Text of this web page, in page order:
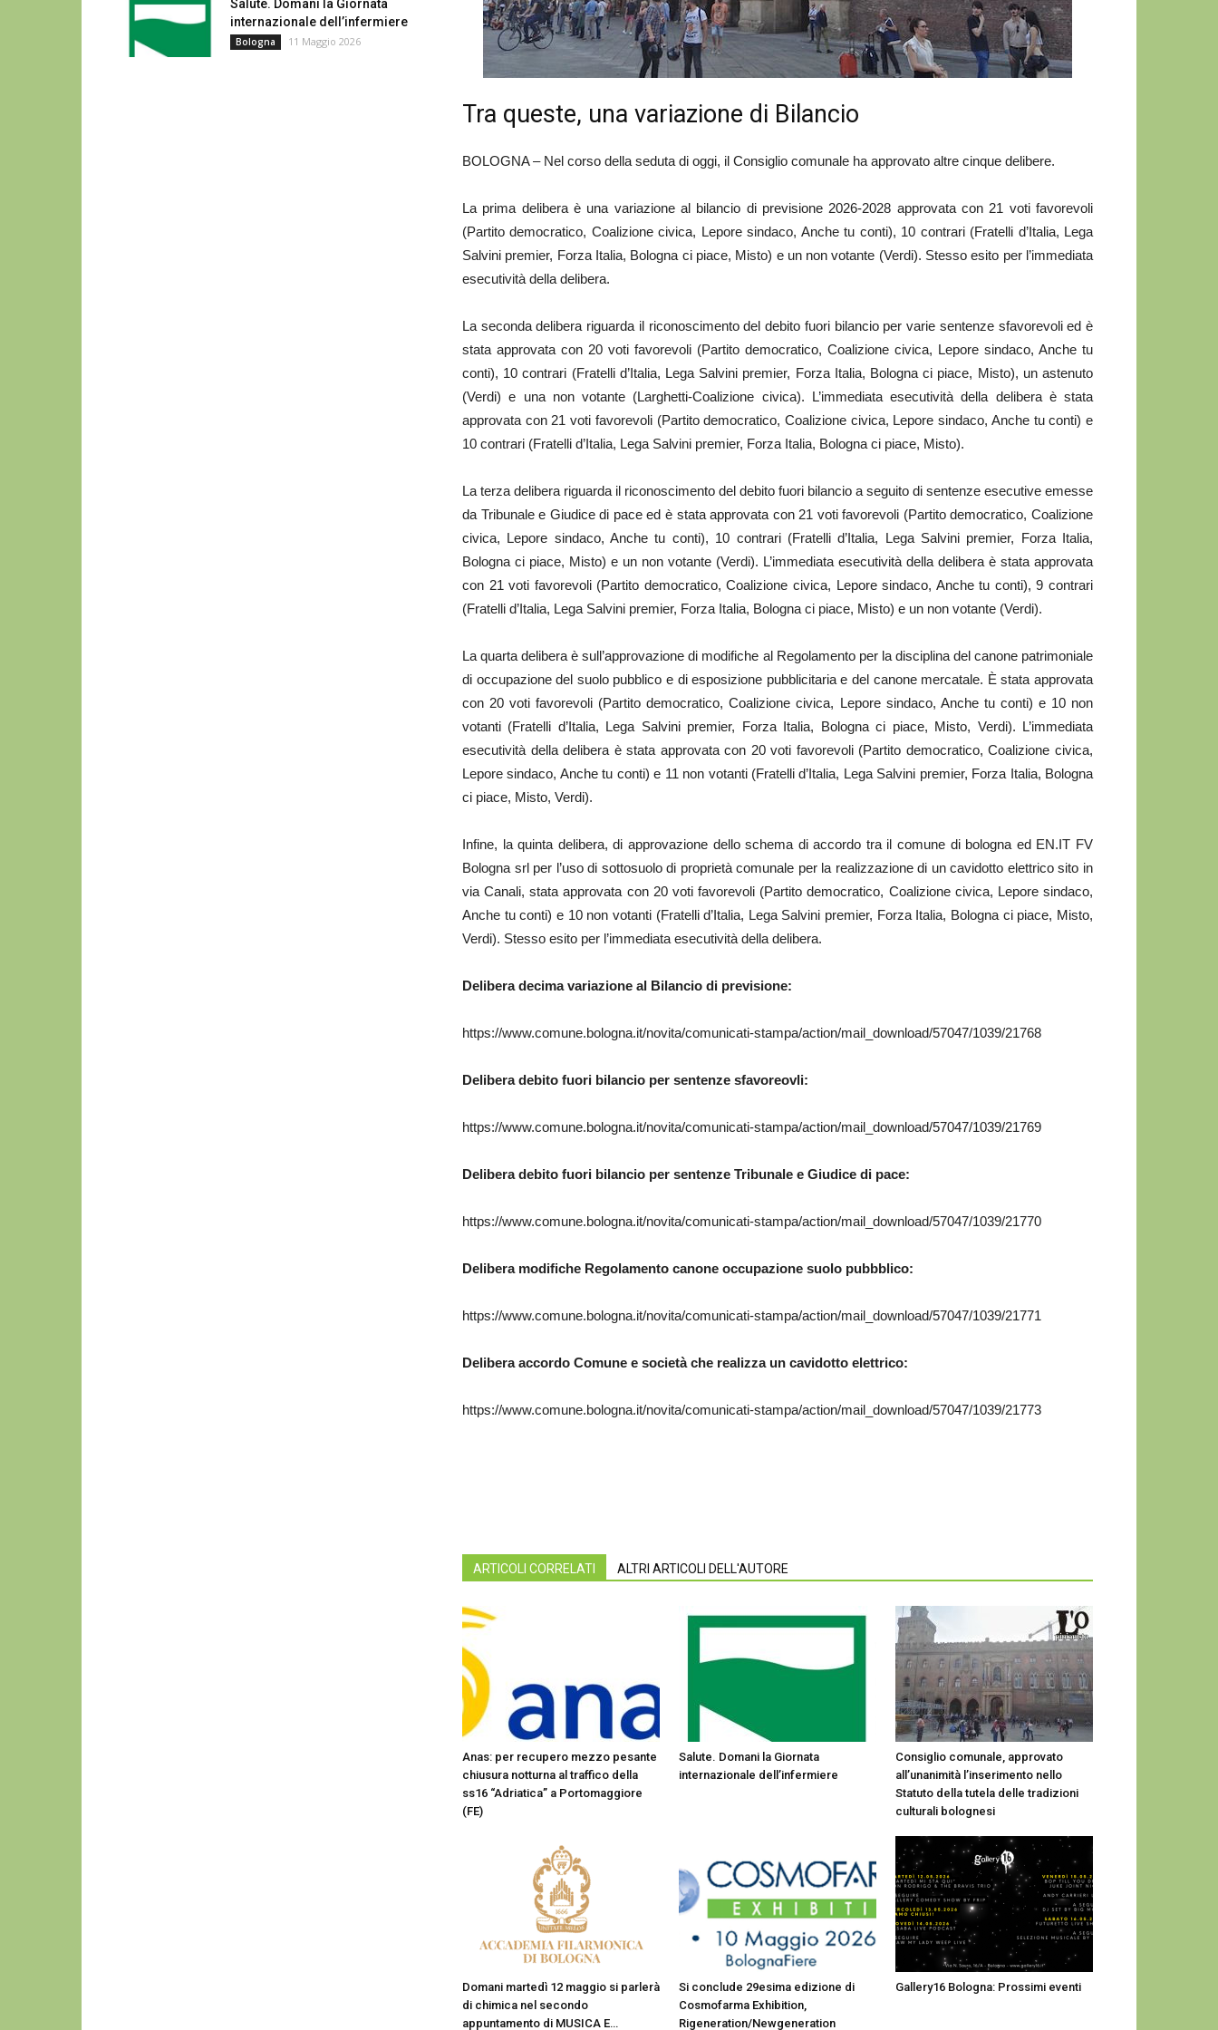
Tra queste, una variazione di Bilancio
BOLOGNA – Nel corso della seduta di oggi, il Consiglio comunale ha approvato altre cinque delibere.
La prima delibera è una variazione al bilancio di previsione 2026-2028 approvata con 21 voti favorevoli
(Partito democratico, Coalizione civica, Lepore sindaco, Anche tu conti), 10 contrari (Fratelli d’Italia, Lega
Salvini premier, Forza Italia, Bologna ci piace, Misto) e un non votante (Verdi). Stesso esito per l’immediata
esecutività della delibera.
La seconda delibera riguarda il riconoscimento del debito fuori bilancio per varie sentenze sfavorevoli ed è
stata approvata con 20 voti favorevoli (Partito democratico, Coalizione civica, Lepore sindaco, Anche tu
conti), 10 contrari (Fratelli d’Italia, Lega Salvini premier, Forza Italia, Bologna ci piace, Misto), un astenuto
(Verdi) e una non votante (Larghetti-Coalizione civica). L’immediata esecutività della delibera è stata
approvata con 21 voti favorevoli (Partito democratico, Coalizione civica, Lepore sindaco, Anche tu conti) e
10 contrari (Fratelli d’Italia, Lega Salvini premier, Forza Italia, Bologna ci piace, Misto).
La terza delibera riguarda il riconoscimento del debito fuori bilancio a seguito di sentenze esecutive emesse
da Tribunale e Giudice di pace ed è stata approvata con 21 voti favorevoli (Partito democratico, Coalizione
civica, Lepore sindaco, Anche tu conti), 10 contrari (Fratelli d’Italia, Lega Salvini premier, Forza Italia,
Bologna ci piace, Misto) e un non votante (Verdi). L’immediata esecutività della delibera è stata approvata
con 21 voti favorevoli (Partito democratico, Coalizione civica, Lepore sindaco, Anche tu conti), 9 contrari
(Fratelli d’Italia, Lega Salvini premier, Forza Italia, Bologna ci piace, Misto) e un non votante (Verdi).
La quarta delibera è sull’approvazione di modifiche al Regolamento per la disciplina del canone patrimoniale
di occupazione del suolo pubblico e di esposizione pubblicitaria e del canone mercatale. È stata approvata
con 20 voti favorevoli (Partito democratico, Coalizione civica, Lepore sindaco, Anche tu conti) e 10 non
votanti (Fratelli d’Italia, Lega Salvini premier, Forza Italia, Bologna ci piace, Misto, Verdi). L’immediata
esecutività della delibera è stata approvata con 20 voti favorevoli (Partito democratico, Coalizione civica,
Lepore sindaco, Anche tu conti) e 11 non votanti (Fratelli d’Italia, Lega Salvini premier, Forza Italia, Bologna
ci piace, Misto, Verdi).
Infine, la quinta delibera, di approvazione dello schema di accordo tra il comune di bologna ed EN.IT FV
Bologna srl per l’uso di sottosuolo di proprietà comunale per la realizzazione di un cavidotto elettrico sito in
via Canali, stata approvata con 20 voti favorevoli (Partito democratico, Coalizione civica, Lepore sindaco,
Anche tu conti) e 10 non votanti (Fratelli d’Italia, Lega Salvini premier, Forza Italia, Bologna ci piace, Misto,
Verdi). Stesso esito per l’immediata esecutività della delibera.
Delibera decima variazione al Bilancio di previsione:
https://www.comune.bologna.it/novita/comunicati-stampa/action/mail_download/57047/1039/21768
Delibera debito fuori bilancio per sentenze sfavoreovli:
https://www.comune.bologna.it/novita/comunicati-stampa/action/mail_download/57047/1039/21769
Delibera debito fuori bilancio per sentenze Tribunale e Giudice di pace:
https://www.comune.bologna.it/novita/comunicati-stampa/action/mail_download/57047/1039/21770
Delibera modifiche Regolamento canone occupazione suolo pubbblico:
https://www.comune.bologna.it/novita/comunicati-stampa/action/mail_download/57047/1039/21771
Delibera accordo Comune e società che realizza un cavidotto elettrico:
https://www.comune.bologna.it/novita/comunicati-stampa/action/mail_download/57047/1039/21773
ARTICOLI CORRELATI ALTRI ARTICOLI DELL'AUTORE
Anas: per recupero mezzo pesante
chiusura notturna al traffico della
ss16 “Adriatica” a Portomaggiore
(FE)
Salute. Domani la Giornata
internazionale dell’infermiere
Consiglio comunale, approvato
all’unanimità l’inserimento nello
Statuto della tutela delle tradizioni
culturali bolognesi
Domani martedì 12 maggio si parlerà
di chimica nel secondo
appuntamento di MUSICA E…
Si conclude 29esima edizione di
Cosmofarma Exhibition,
Rigeneration/Newgeneration
Gallery16 Bologna: Prossimi eventi
Salute. Domani la Giornata
internazionale dell’infermiere
Bologna 11 Maggio 2026